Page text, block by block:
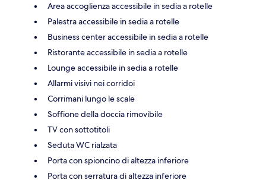
Area accoglienza accessibile in sedia a rotelle
Palestra accessibile in sedia a rotelle
Business center accessibile in sedia a rotelle
Ristorante accessibile in sedia a rotelle
Lounge accessibile in sedia a rotelle
Allarmi visivi nei corridoi
Corrimani lungo le scale
Soffione della doccia rimovibile
TV con sottotitoli
Seduta WC rialzata
Porta con spioncino di altezza inferiore
Porta con serratura di altezza inferiore